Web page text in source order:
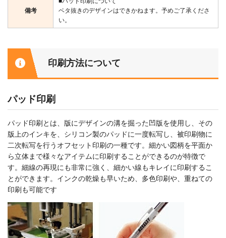
備考
ベタ抜きのデザインはできかねます。予めご了承くださ
い。
印刷方法について
パッド印刷
パッド印刷とは、版にデザインの溝を掘った凹版を使用し、その
版上のインキを、シリコン製のパッドに一度転写し、被印刷物に
二次転写を行うオフセット印刷の一種です。細かい図柄を平面か
ら立体まで様々なアイテムに印刷することができるのが特徴で
す。細線の再現にも非常に強く、細かい線もキレイに印刷するこ
とができます。インクの乾燥も早いため、多色印刷や、重ねての
印刷も可能です